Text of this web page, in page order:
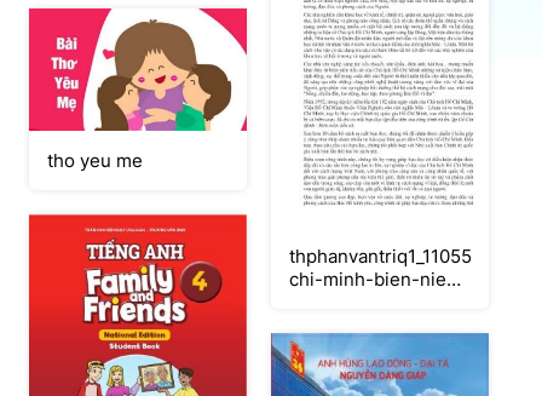
tho yeu me
thphanvantriq1_1105581_1ho-
chi-minh-bien-nien-